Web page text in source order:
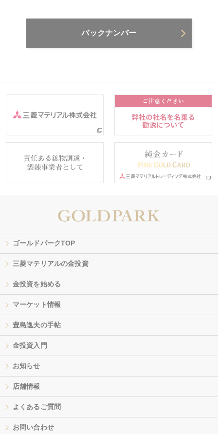
バックナンバー
ゴールドパークTOP
三菱マテリアルの金投資
金投資を始める
マーケット情報
豊島逸夫の手帖
金投資入門
お知らせ
店舗情報
よくあるご質問
お問い合わせ